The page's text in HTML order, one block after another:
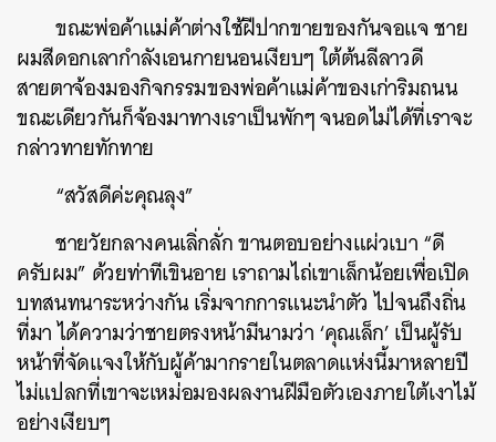
ขณะพ่อค้าแม่ค้าต่างใช้ฝีปากขายของกันจอแจ ชาย
ผมสีดอกเลากำลังเอนกายนอนเงียบๆ ใต้ต้นลีลาวดี
สายตาจ้องมองกิจกรรมของพ่อค้าแม่ค้าของเก่าริมถนน
ขณะเดียวกันก็จ้องมาทางเราเป็นพักๆ จนอดไม่ได้ที่เราจะ
กล่าวทายทักทาย
“สวัสดีค่ะคุณลุง”
ชายวัยกลางคนเลิ่กลั่ก ขานตอบอย่างแผ่วเบา “ดี
ครับผม” ด้วยท่าทีเขินอาย เราถามไถ่เขาเล็กน้อยเพื่อเปิด
บทสนทนาระหว่างกัน เริ่มจากการแนะนำตัว ไปจนถึงถิ่น
ที่มา ได้ความว่าชายตรงหน้ามีนามว่า ‘คุณเล็ก’ เป็นผู้รับ
หน้าที่จัดแจงให้กับผู้ค้ามากรายในตลาดแห่งนี้มาหลายปี
ไม่แปลกที่เขาจะเหม่อมองผลงานฝีมือตัวเองภายใต้เงาไม้
อย่างเงียบๆ